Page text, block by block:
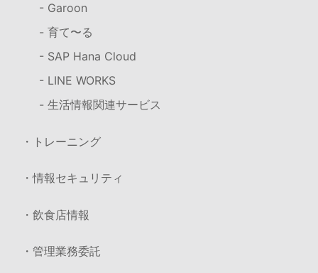
- Garoon
- 育て〜る
- SAP Hana Cloud
- LINE WORKS
- 生活情報関連サービス
・トレーニング
・情報セキュリティ
・飲食店情報
・管理業務委託